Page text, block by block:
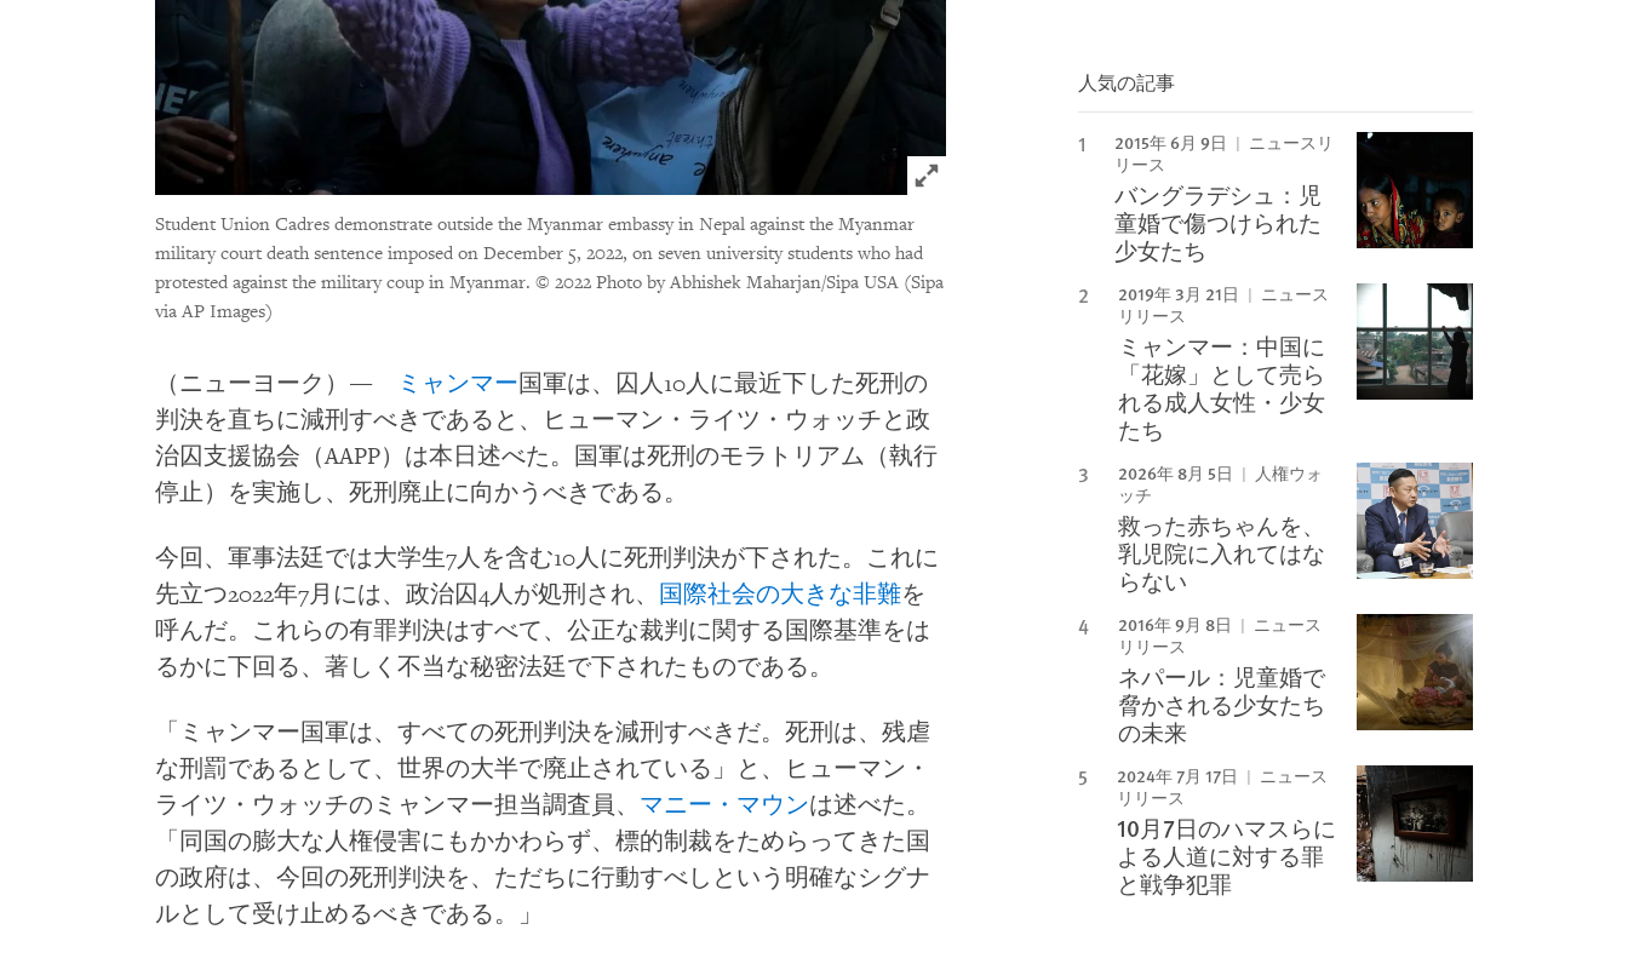
Click to expand Image
Student Union Cadres demonstrate outside the Myanmar embassy in Nepal against the Myanmar
military court death sentence imposed on December 5, 2022, on seven university students who had
protested against the military coup in Myanmar. © 2022 Photo by Abhishek Maharjan/Sipa USA (Sipa
via AP Images)
（ニューヨーク）― ミャンマー国軍は、囚人10人に最近下した死刑の
判決を直ちに減刑すべきであると、ヒューマン・ライツ・ウォッチと政
治囚支援協会（AAPP）は本日述べた。国軍は死刑のモラトリアム（執行
停止）を実施し、死刑廃止に向かうべきである。
今回、軍事法廷では大学生7人を含む10人に死刑判決が下された。これに
先立つ2022年7月には、政治囚4人が処刑され、
国際社会の大きな非難を
呼んだ。これらの有罪判決はすべて、公正な裁判に関する国際基準をは
るかに下回る、著しく不当な秘密法廷で下されたものである。
「ミャンマー国軍は、すべての死刑判決を減刑すべきだ。死刑は、残虐
な刑罰であるとして、世界の大半で廃止されている」と、ヒューマン・
ライツ・ウォッチのミャンマー担当調査員、 マニー・マウンは述べた。
「同国の膨大な人権侵害にもかかわらず、標的制裁をためらってきた国
の政府は、今回の死刑判決を、ただちに行動すべしという明確なシグナ
ルとして受け止めるべきである。」
人気の記事
2015年 6月 9日
ニュースリ
リース
バングラデシュ：児
童婚で傷つけられた
少女たち
2019年 3月 21日
ニュース
リリース
ミャンマー：中国に
「花嫁」として売ら
れる成人女性・少女
たち
2026年 8月 5日
人権ウォ
ッチ
救った赤ちゃんを、
乳児院に入れてはな
らない
2016年 9月 8日
ニュース
リリース
ネパール：児童婚で
脅かされる少女たち
の未来
2024年 7月 17日
ニュース
リリース
10月7日のハマスらに
よる人道に対する罪
と戦争犯罪